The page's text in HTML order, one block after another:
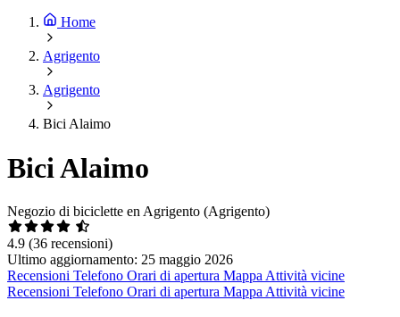
Home
Agrigento
Agrigento
Bici Alaimo
Bici Alaimo
Negozio di biciclette en Agrigento (Agrigento)
4.9 (36 recensioni)
Ultimo aggiornamento: 25 maggio 2026
Recensioni Telefono Orari di apertura Mappa Attività vicine
Recensioni Telefono Orari di apertura Mappa Attività vicine